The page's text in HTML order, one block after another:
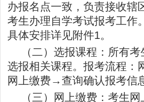
办报名点一致，负责接收辖
考生办理自学考试报考工作
具体安排详见附件1。
（二）选报课程：所有
选报相关课程。报考流程
网上缴费→查询确认报考信
（三）网上缴费：考生